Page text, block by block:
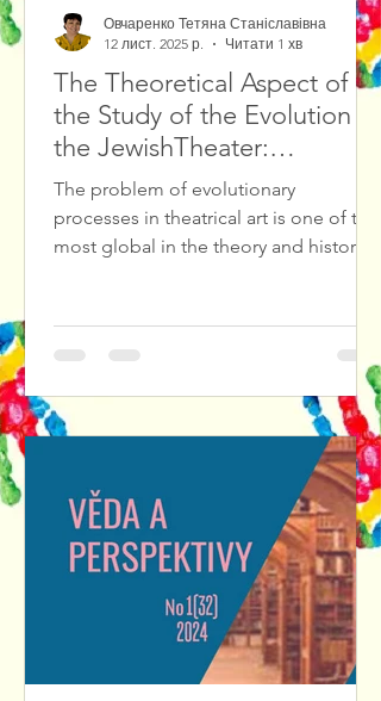
The Theoretical Aspect of
the Study of the Evolution of
the JewishTheater:
Methodological Foundations
and Source Study Base
The problem of evolutionary
processes in theatrical art is one of the
most global in the theory and history
problems is the diagnosis and
theatrical culture, the search for ways
out of them.We propose to consider
of fact, cultural knowledge is
represented by var
Овчаренко Тетяна Станіславівна
12 лист. 2025 р.
Читати 1 хв